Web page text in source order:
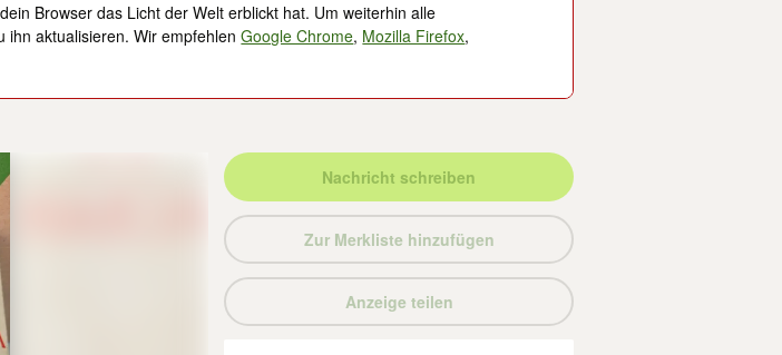
Browser das Licht der Welt erblickt hat. Um weiterhin alle
ihn aktualisieren. Wir empfehlenGoogle Chrome, Mozilla Firefox,
Nachricht schreiben
Zur Merkliste hinzufügen
Anzeige teilen